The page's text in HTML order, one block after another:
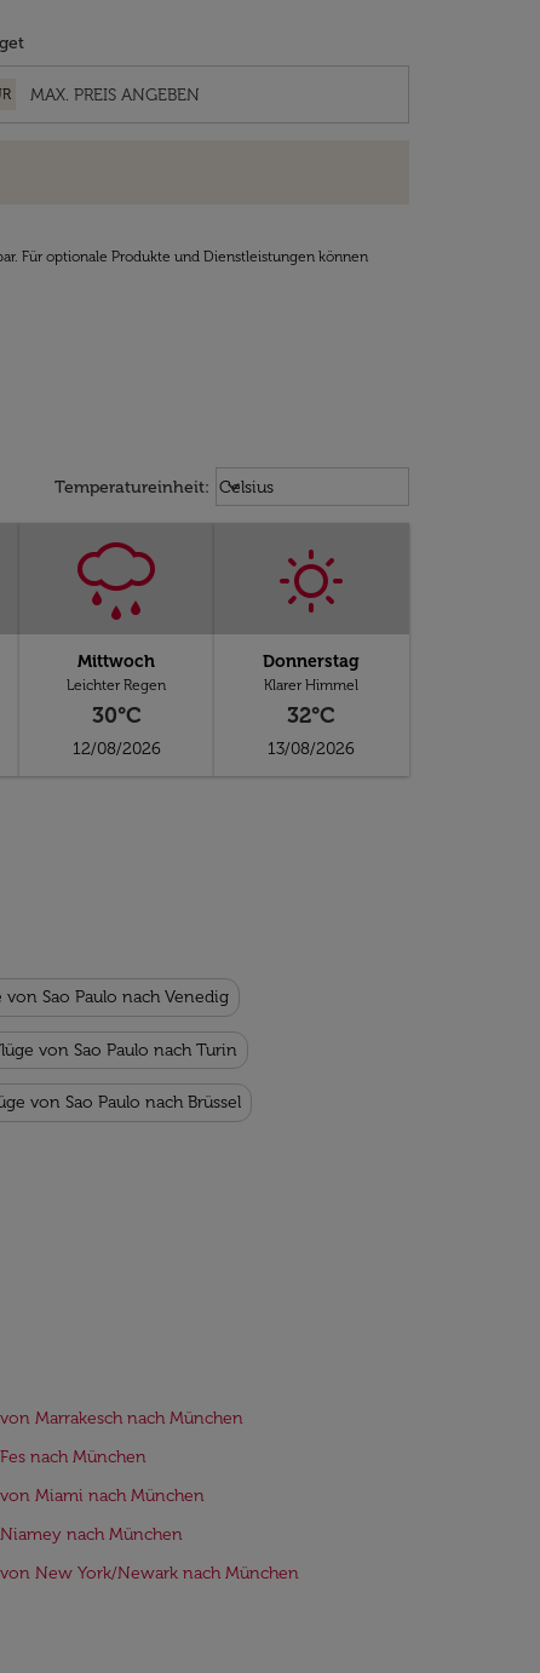
Für optionale Produkte und Dienstleistungen können
Temperatureinheit: Weather unit option Celsius
Celsius
keyboard_arrow_down
Mittwoch
Leichter Regen
30°C
12/08/2026
Donnerstag
Klarer Himmel
32°C
13/08/2026
von Sao Paulo nach Venedig
von Sao Paulo nach Turin
von Sao Paulo nach Brüssel
Marrakesch nach München
nach München
Miami nach München
nach München
New York/Newark nach München